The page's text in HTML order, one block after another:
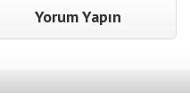
Yorum Yapın